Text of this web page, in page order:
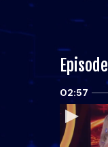
Episode
02:57